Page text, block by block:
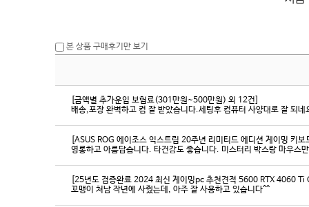
본 상품 구매후기만 보기
[금액별 추가운임 보험료(301만원~500만원) 외 12건]
배송,포장 완벽하고 컴 잘 받았습니다.세팅후 컴퓨터 사양대로 잘 되
[ASUS ROG 에이조스 익스트림 20주년 리미티드 에디션 게이밍 키
영롱하고 아름답습니다. 타건감도 좋습니다. 미스터리 박스랑 마우스
[25년도 검증완료 2024 최신 게이밍pc 추천견적 5600 RTX 4060
꼬맹이 처남 작년에 사줬는데, 아주 잘 사용하고 있습니다^^